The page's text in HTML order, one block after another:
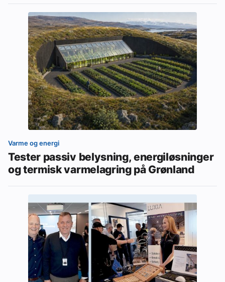
Varme og energi
Tester passiv belysning, energiløsninger
og termisk varmelagring på Grønland